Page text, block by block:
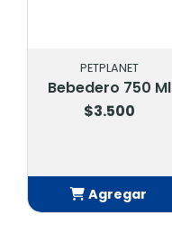
PETPLANET
Bebedero 750 Ml
$3.500
Agregar